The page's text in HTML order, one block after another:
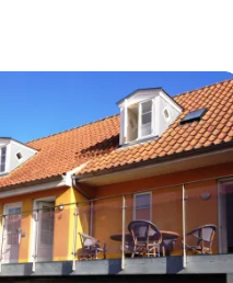
for et sted at sove?